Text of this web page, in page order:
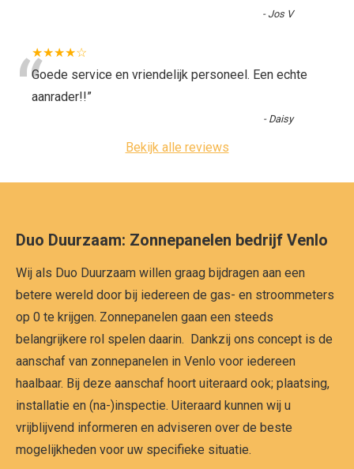
- Jos V
★★★★☆
“Goede service en vriendelijk personeel. Een echte
aanrader!!”
- Daisy
Bekijk alle reviews
Duo Duurzaam: Zonnepanelen bedrijf Venlo
Wij als Duo Duurzaam willen graag bijdragen aan een
betere wereld door bij iedereen de gas- en stroommeters
op 0 te krijgen. Zonnepanelen gaan een steeds
belangrijkere rol spelen daarin. Dankzij ons concept is de
aanschaf van zonnepanelen in Venlo voor iedereen
haalbaar. Bij deze aanschaf hoort uiteraard ook; plaatsing,
installatie en (na-)inspectie. Uiteraard kunnen wij u
vrijblijvend informeren en adviseren over de beste
mogelijkheden voor uw specifieke situatie.